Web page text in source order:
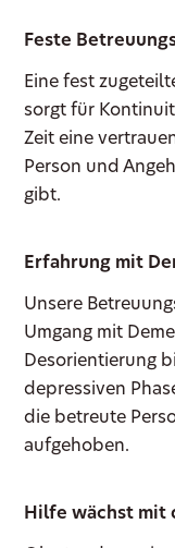
Feste
Eine fest
sorgt für
Zeit eine
Person und
gibt.
Erfahrung mit
Unsere
Umgang mit
Desorientierung
depressiven
die betreute
aufgehoben.
Hilfe wächst mit